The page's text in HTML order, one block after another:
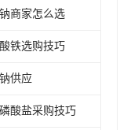
商家怎么选
铁选购技巧
供应
酸盐采购技巧